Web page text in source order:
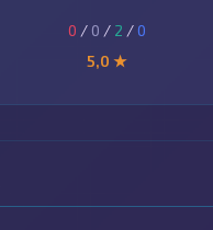
0 / 0 / 2 /0
5,0 ★